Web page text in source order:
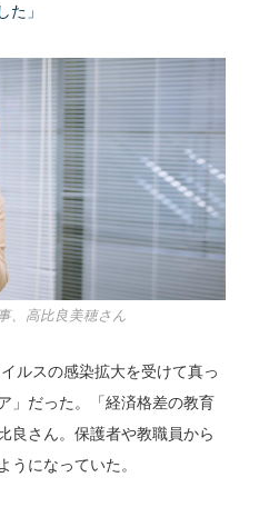
た」
、高比良美穂さん
ルスの感染拡大を受けて真っ
」だった。「経済格差の教育
良さん。保護者や教職員から
うになっていた。